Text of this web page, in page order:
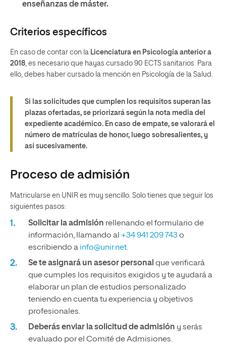
enseñanzas de máster.
Criterios específicos
En caso de contar con la Licenciatura en Psicología anterior a
2018, es necesario que hayas cursado 90 ECTS sanitarios. Para
ello, debes haber cursado la mención en Psicología de la Salud.
Si las solicitudes que cumplen los requisitos superan las
plazas ofertadas, se priorizará según la nota media del
expediente académico. En caso de empate, se valorará el
número de matrículas de honor, luego sobresalientes, y
así sucesivamente.
Proceso de admisión
Matricularse en UNIR es muy sencillo. Solo tienes que seguir los
siguientes pasos:
Solicitar la admisión rellenando el formulario de
información, llamando al +34 941 209 743o
escribiendo a info@unir.net.
Se te asignará un asesor personal que verificará
que cumples los requisitos exigidos y te ayudará a
elaborar un plan de estudios personalizado
teniendo en cuenta tu experiencia y objetivos
profesionales.
Deberás enviar la solicitud de admisión y serás
evaluado por el Comité de Admisiones.